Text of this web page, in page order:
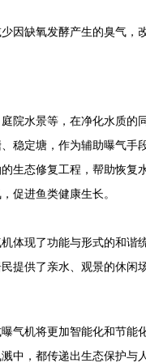
因缺氧发酵产生的臭气，
院水景等，在净化水质的
稳定塘，作为辅助曝气手段
生态修复工程，帮助恢复
促进鱼类健康生长。
体现了功能与形式的和
提供了亲水、观景的休闲
气机将更加智能化和节
中，都传递出生态保护与